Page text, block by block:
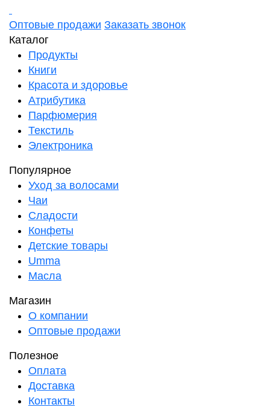
Оптовые продажи Заказать звонок
Каталог
Продукты
Книги
Красота и здоровье
Атрибутика
Парфюмерия
Текстиль
Электроника
Популярное
Уход за волосами
Чаи
Сладости
Конфеты
Детские товары
Umma
Масла
Магазин
О компании
Оптовые продажи
Полезное
Оплата
Доставка
Контакты